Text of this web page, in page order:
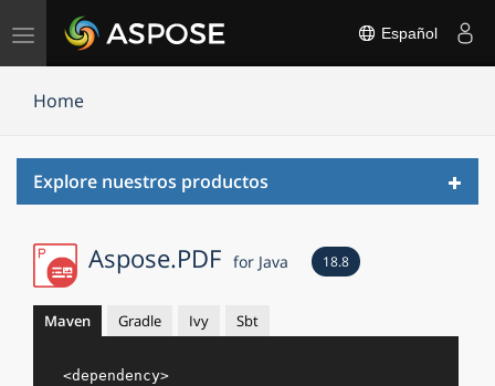
Alternar
Español
Home
Explore nuestros productos
Aspose.PDF for Java 18.8
Maven Gradle Ivy Sbt
<dependency>